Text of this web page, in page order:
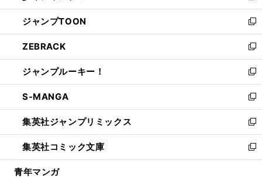
開
く
ウ
で
開
く
ン
ド
ウ
で
開
く
ウ
ィ
ン
ド
ウ
で
開
く
し
い
ウ
ィ
ン
ド
ウ
で
開
く
ジャンプTOON
新
し
い
ウ
ィ
ン
ド
ウ
で
開
く
ZEBRACK
新
し
い
ウ
ィ
ン
ド
ウ
で
開
ジャンプルーキー！
新
し
い
ウ
ィ
ン
ド
ウ
S-MANGA
新
し
い
ウ
ィ
ン
集英社ジャンプリミックス
新
し
い
ウ
集英社コミック文庫
新
し
青年マンガ